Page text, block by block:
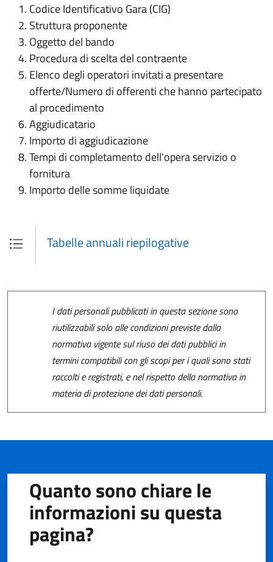
Codice Identificativo Gara (CIG)
Struttura proponente
Oggetto del bando
Procedura di scelta del contraente
Elenco degli operatori invitati a presentare
offerte/Numero di offerenti che hanno partecipato
al procedimento
Aggiudicatario
Importo di aggiudicazione
Tempi di completamento dell'opera servizio o
fornitura
Importo delle somme liquidate
Tabelle annuali riepilogative
I dati personali pubblicati in questa sezione sono
riutilizzabili solo alle condizioni previste dalla
normativa vigente sul riuso dei dati pubblici in
termini compatibili con gli scopi per i quali sono stati
raccolti e registrati, e nel rispetto della normativa in
materia di protezione dei dati personali.
Quanto sono chiare le
informazioni su questa
pagina?